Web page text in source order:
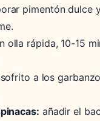
pimentón dulce
olla rápida, 10-15
a los
añadir el